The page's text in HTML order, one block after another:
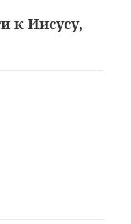
к Иисусу,